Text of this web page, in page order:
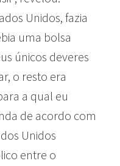
Unidos, fazia
uma bolsa
únicos deveres
o resto era
a qual eu
de acordo com
Unidos
entre o